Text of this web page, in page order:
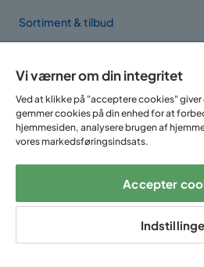
Sortiment & tilbud
Om Trademax
Vi findes i flere
Vi værner om din integritet
Ved at klikke på "acceptere cookies"
gemmer cookies på din enhed for at
hjemmesiden, analysere brugen af
vores markedsføringsindsats.
Accepter